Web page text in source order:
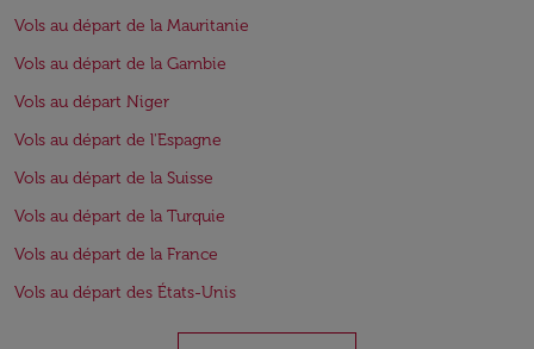
Vols au départ de la Mauritanie
Vols au départ de la Gambie
Vols au départ Niger
Vols au départ de l'Espagne
Vols au départ de la Suisse
Vols au départ de la Turquie
Vols au départ de la France
Vols au départ des États-Unis